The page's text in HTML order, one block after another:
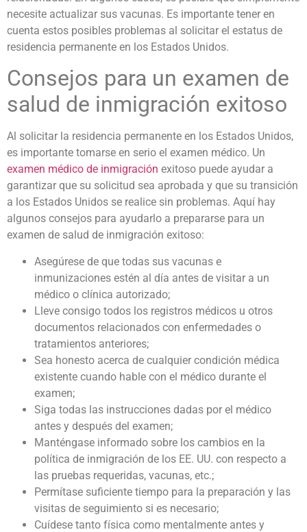
necesite actualizar sus vacunas. Es importante tener en
cuenta estos posibles problemas al solicitar el estatus de
residencia permanente en los Estados Unidos.
Consejos para un examen de
salud de inmigración exitoso
Al solicitar la residencia permanente en los Estados Unidos,
es importante tomarse en serio el examen médico. Un
examen médico de inmigración exitoso puede ayudar a
garantizar que su solicitud sea aprobada y que su transición
a los Estados Unidos se realice sin problemas. Aquí hay
algunos consejos para ayudarlo a prepararse para un
examen de salud de inmigración exitoso:
Asegúrese de que todas sus vacunas e
inmunizaciones estén al día antes de visitar a un
médico o clínica autorizado;
Lleve consigo todos los registros médicos u otros
documentos relacionados con enfermedades o
tratamientos anteriores;
Sea honesto acerca de cualquier condición médica
existente cuando hable con el médico durante el
examen;
Siga todas las instrucciones dadas por el médico
antes y después del examen;
Manténgase informado sobre los cambios en la
política de inmigración de los EE. UU. con respecto a
las pruebas requeridas, vacunas, etc.;
Permítase suficiente tiempo para la preparación y las
visitas de seguimiento si es necesario;
Cuídese tanto física como mentalmente antes y